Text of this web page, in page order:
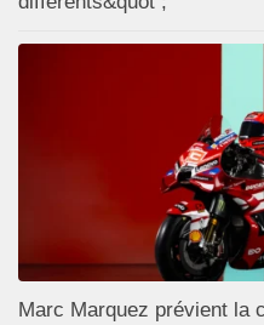
Marc Marquez prévient la